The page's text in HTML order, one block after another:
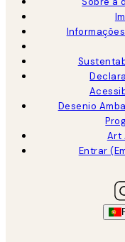
Desenio
Art
Entrar